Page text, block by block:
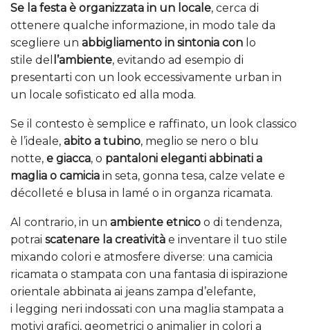
Se la festa è organizzata in un locale, cerca di
ottenere qualche informazione, in modo tale da
scegliere un abbigliamento in sintonia con lo
stile del
l’ambiente, evitando ad esempio di
presentarti con un look eccessivamente urban in
un locale sofisticato ed alla moda.
Se il contesto è semplice e raffinato, un look classico
è l’ideale, abito a tubino, meglio se nero o blu
notte, e giacca, o pantaloni eleganti abbinati a
maglia o camicia in seta, gonna tesa, calze velate e
décolleté e blusa in lamé o in organza ricamata.
Al contrario, in un ambiente etnico o di tendenza,
potrai scatenare la creatività e inventare il tuo stile
mixando colori e atmosfere diverse: una camicia
ricamata o stampata con una fantasia di ispirazione
orientale abbinata ai jeans zampa d’elefante,
i legging neri indossati con una maglia stampata a
motivi grafici, geometrici o animalier in colori a